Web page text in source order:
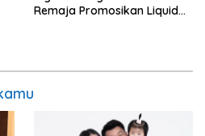
Remaja Promosikan Liquid